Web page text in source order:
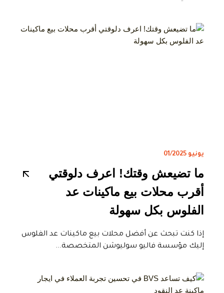
يونيو 01/2025
ما تضيعش وقتك! اعرف دلوقتي
أقرب محلات بيع ماكينات عد
الفلوس بكل سهولة
إذا كنت تبحث عن أفضل محلات بيع ماكينات عد الفلوس
إليك مؤسسة فاليو سوليوشن المتخصصة...